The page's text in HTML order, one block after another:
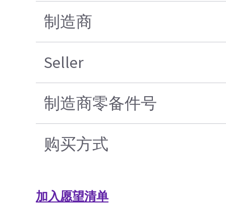
制造商
Seller
制造商零备件号
购买方式
加入愿望清单